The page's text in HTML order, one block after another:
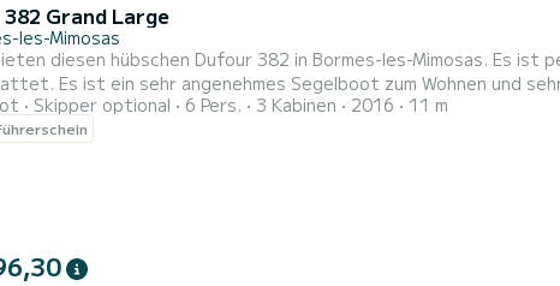
Grand Large
les-Mimosas
hübschen Dufour 382 in Bormes-les-Mimosas. Es ist perfekt gewartet und komplett für die Navigation
ausgestattet. Es ist ein sehr angenehmes Segelboot zum Wohnen
Skipper optional 6 Pers. 3 Kabinen 2016 11 m